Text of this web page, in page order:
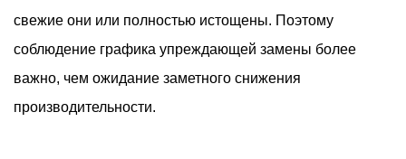
свежие они или полностью истощены. Поэтому
соблюдение графика упреждающей замены более
важно, чем ожидание заметного снижения
производительности.